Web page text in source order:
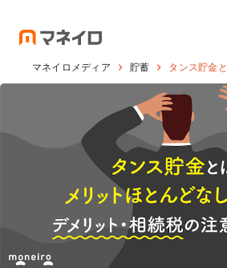
マネイロメディア 貯蓄 タンス貯金